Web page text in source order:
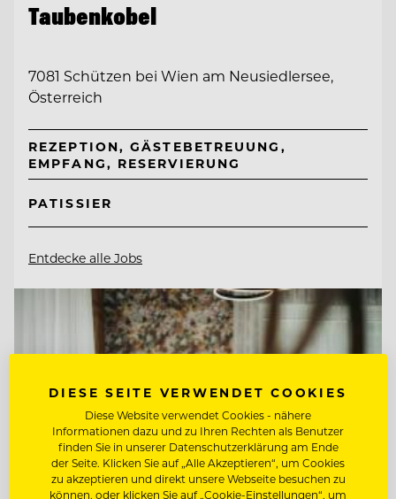
Taubenkobel
7081 Schützen bei Wien am Neusiedlersee,
Österreich
REZEPTION, GÄSTEBETREUUNG,
EMPFANG, RESERVIERUNG
PATISSIER
Entdecke alle Jobs
DIESE SEITE VERWENDET COOKIES
Diese Website verwendet Cookies - nähere
Informationen dazu und zu Ihren Rechten als Benutzer
finden Sie in unserer Datenschutzerklärung am Ende
der Seite. Klicken Sie auf „Alle Akzeptieren“, um Cookies
zu akzeptieren und direkt unsere Webseite besuchen zu
können, oder klicken Sie auf „Cookie-Einstellungen“, um